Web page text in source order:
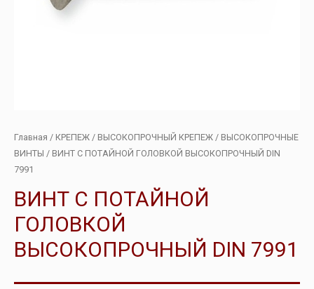
Главная / КРЕПЕЖ / ВЫСОКОПРОЧНЫЙ КРЕПЕЖ / ВЫСОКОПРОЧНЫЕ
ВИНТЫ / ВИНТ С ПОТАЙНОЙ ГОЛОВКОЙ ВЫСОКОПРОЧНЫЙ DIN
7991
ВИНТ С ПОТАЙНОЙ
ГОЛОВКОЙ
ВЫСОКОПРОЧНЫЙ DIN 7991